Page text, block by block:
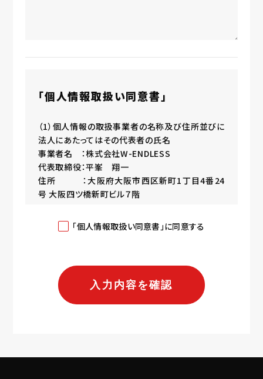
「個人情報取扱い同意書」
（1）個人情報の取扱事業者の名称及び住所並びに
法人にあたってはその代表者の氏名
事業者名 ：株式会社W-ENDLESS
代表取締役：平峯 翔一
住所 ：大阪府大阪市西区新町1丁目4番24
号 大阪四ツ橋新町ビル７階
（2）個人情報保護管理者（若しくはその代理人）の
氏名又は職名、所属及び連絡先
（3）個人情報の利用目的
お問い合わせいただいた内容に回答するため
「個人情報取扱い同意書」に同意する